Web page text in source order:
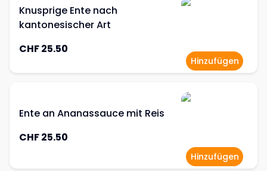
Knusprige Ente nach
kantonesischer Art
CHF 25.50
Hinzufügen
Ente an Ananassauce mit Reis
CHF 25.50
Hinzufügen